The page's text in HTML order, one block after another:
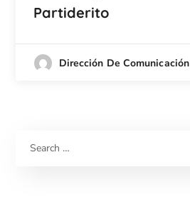
Partiderito
Dirección De Comunicación